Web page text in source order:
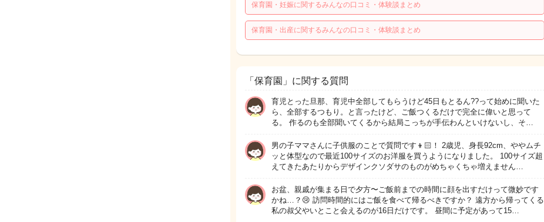
保育園・妊娠に関するみんなの口コミ・体験談まとめ
保育園・出産に関するみんなの口コミ・体験談まとめ
「保育園」に関する質問
育児とった旦那、育児中全部してもらうけど45日もとるん??って始めに聞いた
ら、全部するつもり。と言ったけど、ご飯つくるだけで完全に偉いと思って
る。 作るのも全部聞いてくるから結局こっちが手伝わんといけないし、そ…
男の子ママさんに子供服のことで質問です👦🏻！ 2歳児、身長92cm、ややムチ
ッと体型なので最近100サイズのお洋服を買うようになりました。 100サイズ超
えてきたあたりからデザインクソダサのものがめちゃくちゃ増えません…
お盆、親戚が集まる日で夕方〜ご飯前までの時間に顔を出すだけって微妙です
かね…？😢 訪問時間的にはご飯を食べて帰るべきですか？ 遠方から帰ってくる
私の叔父やいとこと会えるのが16日だけです。 昼間に予定があって15…